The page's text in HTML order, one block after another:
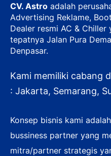
CV. Astro adalah
Advertising Reklame,
Dealer resmi AC & Chiller
tepatnya Jalan Pura
Denpasar.
Kami memiliki cabang
: Jakarta, Semarang,
Konsep bisnis kami
bussiness partner yang
mitra/partner strategis